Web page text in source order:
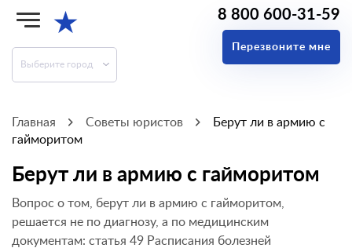
★
Выберите город
8 800 600-31-59
Перезвоните мне
Главная Советы юристов
Берут ли в армию с
гайморитом
Берут ли в армию с гайморитом
Вопрос о том, берут ли в армию с гайморитом,
решается не по диагнозу, а по медицинским
документам: статья 49 Расписания болезней